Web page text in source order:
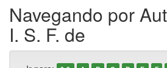
Navegando por
I. S. F. de